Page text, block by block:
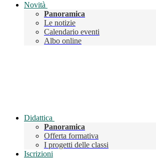
Novità
Panoramica
Le notizie
Calendario eventi
Albo online
Didattica
Panoramica
Offerta formativa
I progetti delle classi
Iscrizioni